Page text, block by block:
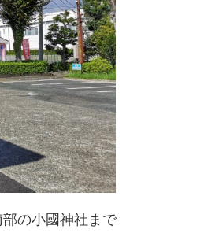
の小國神社まで